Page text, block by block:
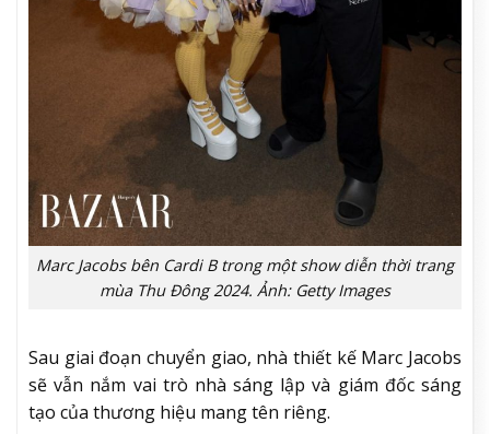
Marc Jacobs bên Cardi B trong một show diễn thời trang
mùa Thu Đông 2024. Ảnh: Getty Images
Sau giai đoạn chuyển giao, nhà thiết kế Marc Jacobs
sẽ vẫn nắm vai trò nhà sáng lập và giám đốc sáng
tạo của thương hiệu mang tên riêng.